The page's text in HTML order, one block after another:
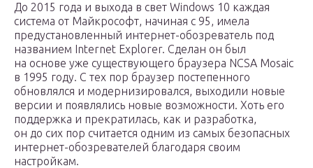
До 2015 года и выхода в свет Windows 10 каждая
система от Майкрософт, начиная с 95, имела
предустановленный интернет-обозреватель под
названием Internet Explorer. Сделан он был
на основе уже существующего браузера NCSA Mosaic
в 1995 году. С тех пор браузер постепенного
обновлялся и модернизировался, выходили новые
версии и появлялись новые возможности. Хоть его
поддержка и прекратилась, как и разработка,
он до сих пор считается одним из самых безопасных
интернет-обозревателей благодаря своим
настройкам.